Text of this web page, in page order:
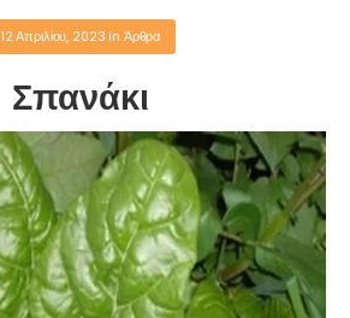
12 Απριλίου, 2023 in Άρθρα
Σπανάκι